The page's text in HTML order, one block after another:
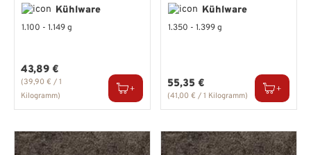
Kühlware
1.100 - 1.149 g
Regulärer Preis:
43,89 €
(39,90 € / 1
Kilogramm)
Kühlware
1.350 - 1.399 g
Regulärer Preis:
55,35 €
(41,00 € / 1 Kilogramm)